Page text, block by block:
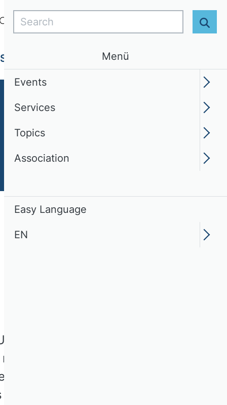
Login
Services Association
China,
VHB expert
an der
Search
Menü
Events
Services
Topics
Association
Easy Language
EN